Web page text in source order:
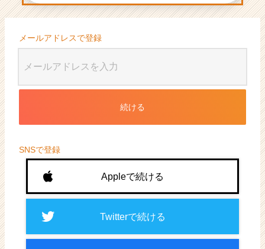
企
か
ら
ス
カ
ウ
届
活
サ
ト
ア
キ
メールアドレスで登録
続ける
SNSで登録
Appleで続ける
Twitterで続ける